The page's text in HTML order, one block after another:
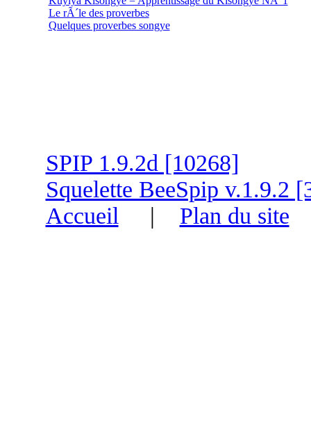
Le rÃ´le des proverbes
Quelques proverbes songye
SPIP 1.9.2d [10268]
Squelette BeeSpip v.1.9.2
Accueil | Plan du site